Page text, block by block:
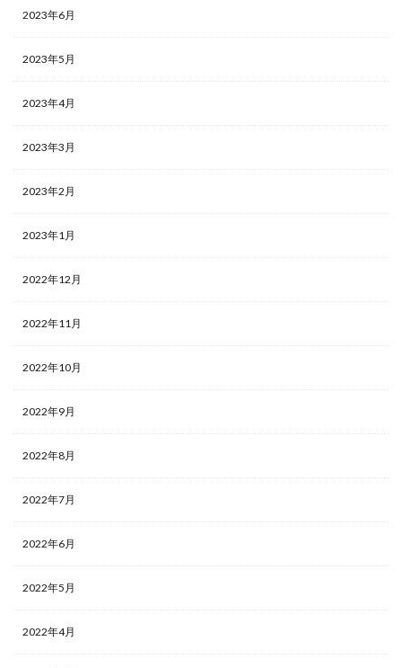
2023年6月
2023年5月
2023年4月
2023年3月
2023年2月
2023年1月
2022年12月
2022年11月
2022年10月
2022年9月
2022年8月
2022年7月
2022年6月
2022年5月
2022年4月